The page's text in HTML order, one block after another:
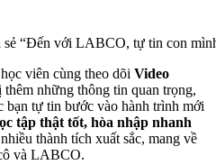
sẻ “Đến với LABCO, tự tin con
viên cùng theo dõi Video
thêm những thông tin quan trọng,
bạn tự tin bước vào hành trình mới
tập thật tốt, hòa nhập nhanh
thành tích xuất sắc, mang về
và LABCO.